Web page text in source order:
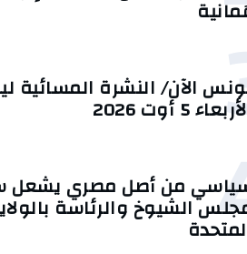
الآن/ النشرة المسائية
5 أوت 2026
من أصل مصري يشعل
الشيوخ والرئاسة